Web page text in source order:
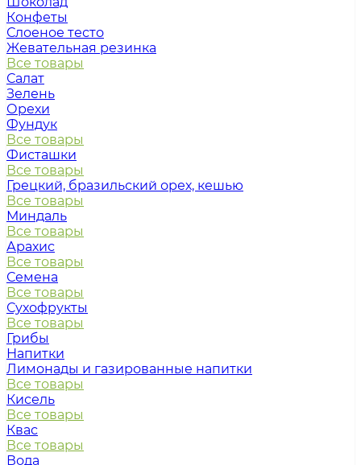
Конфеты
Слоеное тесто
Жевательная резинка
Все товары
Салат
Зелень
Орехи
Фундук
Все товары
Фисташки
Все товары
Грецкий, бразильский орех, кешью
Все товары
Миндаль
Все товары
Арахис
Все товары
Семена
Все товары
Сухофрукты
Все товары
Грибы
Напитки
Лимонады и газированные напитки
Все товары
Кисель
Все товары
Квас
Все товары
Вода